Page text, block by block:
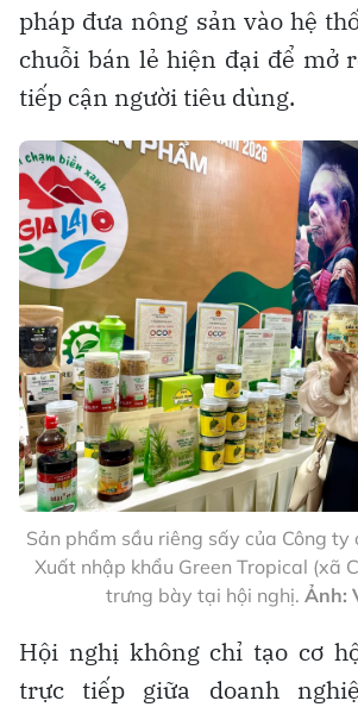
pháp đưa nông sản vào hệ
chuỗi bán lẻ hiện đại để mở
tiếp cận người tiêu dùng.
Sản phẩm sầu riêng sấy của Công ty
Xuất nhập khẩu Green Tropical (xã
trưng bày tại hội nghị. Ảnh:
Hội nghị không chỉ tạo cơ
trực tiếp giữa doanh